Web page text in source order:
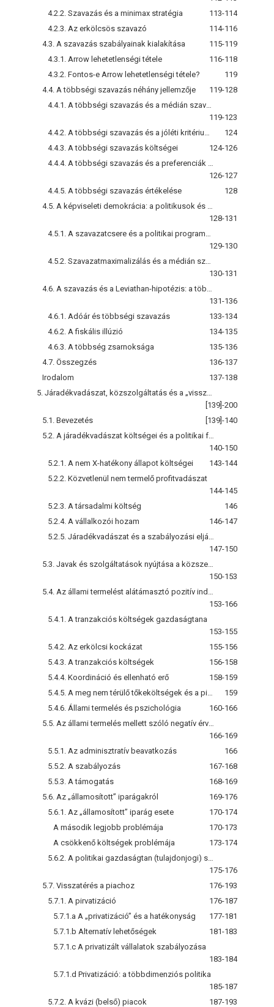
4.2.2. Szavazás és a minimax stratégia
113-114
4.2.3. Az erkölcsös szavazó
114-116
4.3. A szavazás szabályainak kialakítása
115-119
4.3.1. Arrow lehetetlenségi tétele
116-118
4.3.2. Fontos-e Arrow lehetetlenségi tétele?
119
4.4. A többségi szavazás néhány jellemzője
119-128
119-123
124
4.4.3. A többségi szavazás költségei
124-126
126-127
4.4.5. A többségi szavazás értékelése
128
128-131
129-130
130-131
131-136
4.6.1. Adóár és többségi szavazás
133-134
4.6.2. A fiskális illúzió
134-135
4.6.3. A többség zsarnoksága
135-136
4.7. Összegzés
136-137
Irodalom
137-138
[139]-200
5.1. Bevezetés
[139]-140
140-150
5.2.1. A nem X-hatékony állapot költségei
143-144
5.2.2. Közvetlenül nem termelő profitvadászat
144-145
5.2.3. A társadalmi költség
146
5.2.4. A vállalkozói hozam
146-147
147-150
150-153
153-166
5.4.1. A tranzakciós költségek gazdaságtana
153-155
5.4.2. Az erkölcsi kockázat
155-156
5.4.3. A tranzakciós költségek
156-158
5.4.4. Koordináció és ellenható erő
158-159
159
5.4.6. Állami termelés és pszichológia
160-166
166-169
5.5.1. Az adminisztratív beavatkozás
166
5.5.2. A szabályozás
167-168
5.5.3. A támogatás
168-169
5.6. Az „államosított” iparágakról
169-176
5.6.1. Az „államosított” iparág esete
170-174
A második legjobb problémája
170-173
A csökkenő költségek problémája
173-174
175-176
5.7. Visszatérés a piachoz
176-193
5.7.1. A pirvatizáció
176-187
5.7.1.a A „privatizáció” és a hatékonyság
177-181
5.7.1.b Alternatív lehetőségek
181-183
5.7.1.c A privatizált vállalatok szabályozása
183-184
5.7.1.d Privatizáció: a többdimenziós politika
185-187
5.7.2. A kvázi (belső) piacok
187-193